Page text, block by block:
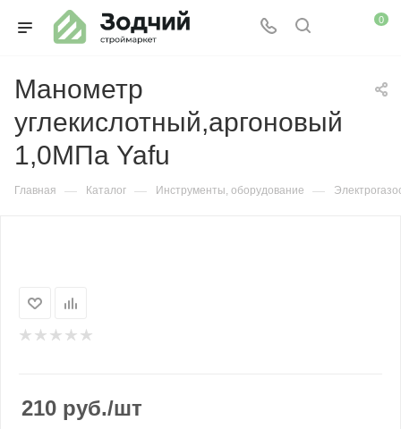
0
Манометр
углекислотный,аргоновый
1,0МПа Yafu
Главная — Каталог — Инструменты, оборудование —
210 руб./шт